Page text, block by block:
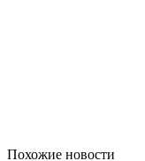
Похожие новости